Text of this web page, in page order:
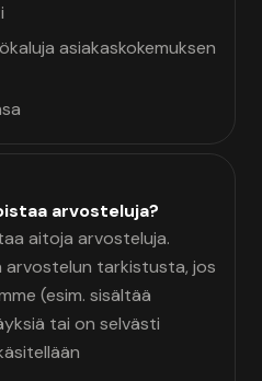
asiakaskokemuksen
arvosteluja?
aitoja arvosteluja.
tarkistusta, jos
(esim. sisältää
tai on selvästi